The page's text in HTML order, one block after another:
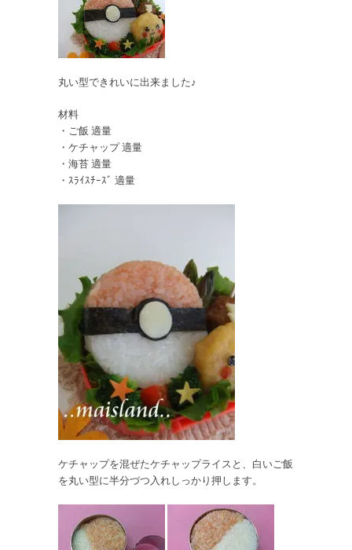
丸い型できれいに出来ました♪
材料
・ご飯 適量
・ケチャップ 適量
・海苔 適量
・ｽﾗｲｽﾁｰｽﾞ 適量
ケチャップを混ぜたケチャップライスと、白いご飯
を丸い型に半分づつ入れしっかり押します。